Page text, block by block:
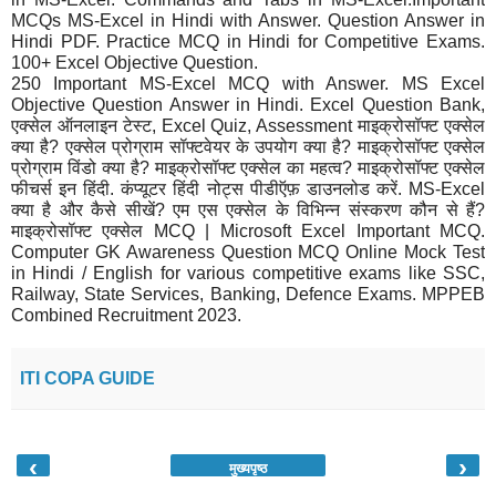
MCQs MS-Excel in Hindi with Answer. Question Answer in
Hindi PDF. Practice MCQ in Hindi for Competitive Exams.
100+ Excel Objective Question.
250 Important MS-Excel MCQ with Answer. MS Excel
Objective Question Answer in Hindi. Excel Question Bank,
एक्सेल ऑनलाइन टेस्ट, Excel Quiz, Assessment माइक्रोसॉफ्ट एक्सेल
क्या है? एक्सेल प्रोग्राम सॉफ्टवेयर के उपयोग क्या है? माइक्रोसॉफ्ट एक्सेल
प्रोग्राम विंडो क्या है? माइक्रोसॉफ्ट एक्सेल का महत्व? माइक्रोसॉफ्ट एक्सेल
फीचर्स इन हिंदी. कंप्यूटर हिंदी नोट्स पीडीऍफ़ डाउनलोड करें. MS-Excel
क्या है और कैसे सीखें? एम एस एक्सेल के विभिन्न संस्करण कौन से हैं?
माइक्रोसॉफ्ट एक्सेल MCQ | Microsoft Excel Important MCQ.
Computer GK Awareness Question MCQ Online Mock Test
in Hindi / English for various competitive exams like SSC,
Railway, State Services, Banking, Defence Exams. MPPEB
Combined Recruitment 2023.
ITI COPA GUIDE
‹ ›
मुख्यपृष्ठ